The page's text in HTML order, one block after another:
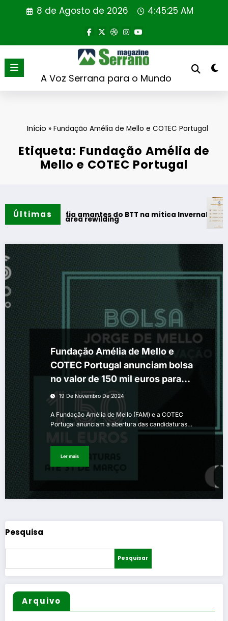
8 de Agosto de 2026 4:45:26 AM
A Voz Serrana para o Mundo
Início » Fundação Amélia de Mello e COTEC Portugal
Etiqueta: Fundação Amélia de
Mello e COTEC Portugal
Últimas
em área rewilding
desafia amantes do BTT na mítica Invernal Cidade daAF Viseu
Fundação Amélia de Mello e
COTEC Portugal anunciam bolsa
no valor de 150 mil euros para
promover a inovação na
Indústria
19 De Novembro De 2024
A Fundação Amélia de Mello (FAM) e a COTEC
Portugal anunciam a abertura das candidaturas…
Ler mais
Pesquisa
Pesquisar
Arquivo